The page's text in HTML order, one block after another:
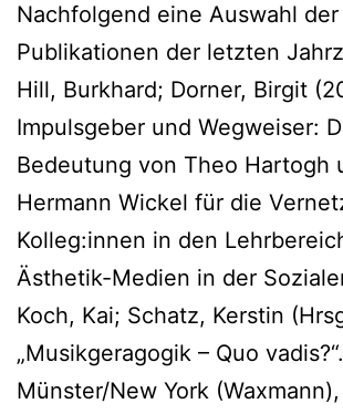
Nachfolgend eine Auswahl
Publikationen der letzten
Hill, Burkhard; Dorner, Birgit
Impulsgeber und Wegweiser:
Bedeutung von Theo Hartogh
Hermann Wickel für die
Kolleg:innen in den
Ästhetik-Medien in der
Koch, Kai; Schatz, Kerstin
„Musikgeragogik – Quo vadis?“.
Münster/New York